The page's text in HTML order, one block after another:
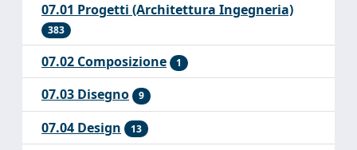
07.01 Progetti (Architettura Ingegneria)
383
07.02 Composizione 1
07.03 Disegno 9
07.04 Design 13